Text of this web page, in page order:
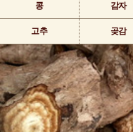
콩 감자
고추 곶감